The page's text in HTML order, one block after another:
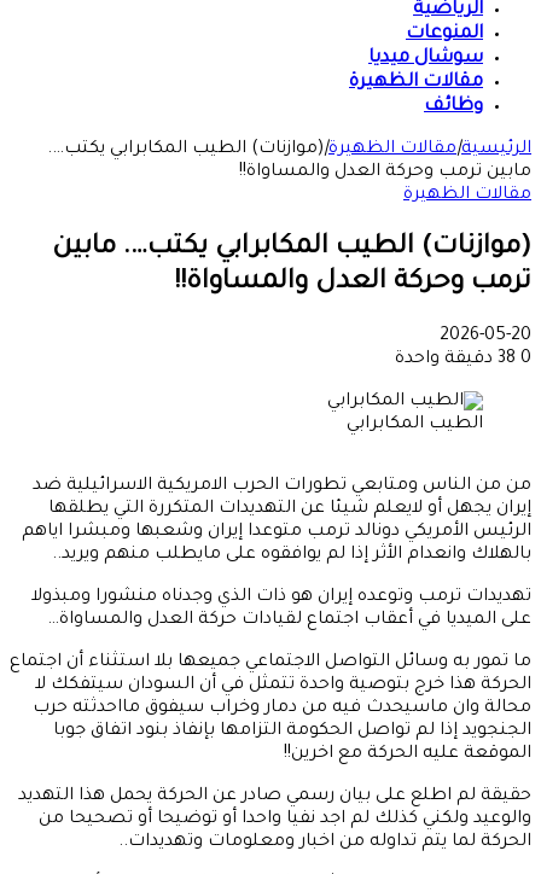
الرياضية
المنوعات
سوشال ميديا
مقالات الظهيرة
وظائف
الرئيسية|مقالات الظهيرة|(موازنات) الطيب المكابرابي يكتب….
مابين ترمب وحركة العدل والمساواة!!
مقالات الظهيرة
(موازنات) الطيب المكابرابي يكتب…. مابين
ترمب وحركة العدل والمساواة!!
2026-05-20
0
دقيقة واحدة
الطيب المكابرابي
من من الناس ومتابعي تطورات الحرب الامريكية الاسرائيلية ضد
إيران يجهل أو لايعلم شيئا عن التهديدات المتكررة التي يطلقها
الرئيس الأمريكي دونالد ترمب متوعدا إيران وشعبها ومبشرا اياهم
بالهلاك وانعدام الأثر إذا لم يوافقوه على مايطلب منهم ويريد..
تهديدات ترمب وتوعده إيران هو ذات الذي وجدناه منشورا ومبذولا
على الميديا في أعقاب اجتماع لقيادات حركة العدل والمساواة…
ما تمور به وسائل التواصل الاجتماعي جميعها بلا استثناء أن اجتماع
الحركة هذا خرج بتوصية واحدة تتمثل في أن السودان سيتفكك لا
محالة وان ماسيحدث فيه من دمار وخراب سيفوق مااحدثته حرب
الجنجويد إذا لم تواصل الحكومة التزامها بإنفاذ بنود اتفاق جوبا
الموقعة عليه الحركة مع اخرين!!
حقيقة لم اطلع على بيان رسمي صادر عن الحركة يحمل هذا التهديد
والوعيد ولكني كذلك لم اجد نفيا واحدا أو توضيحا أو تصحيحا من
الحركة لما يتم تداوله من اخبار ومعلومات وتهديدات..